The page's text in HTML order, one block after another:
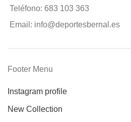
Teléfono: 683 103 363
Email: info@deportesbernal.es
Footer Menu
Instagram profile
New Collection